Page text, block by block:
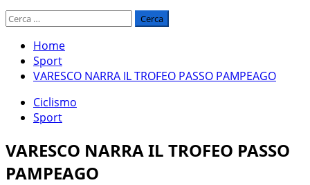
Ricerca
Home
Sport
VARESCO NARRA IL TROFEO PASSO PAMPEAGO
Ciclismo
Sport
VARESCO NARRA IL TROFEO PASSO
PAMPEAGO